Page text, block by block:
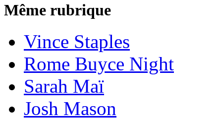
Même rubrique
Vince Staples
Rome Buyce Night
Sarah Maï
Josh Mason